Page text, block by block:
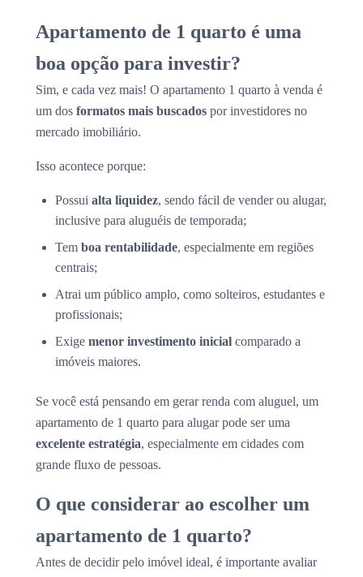
Apartamento de 1 quarto é uma
boa opção para investir?
Sim, e cada vez mais! O apartamento 1 quarto à venda é
um dos formatos mais buscados por investidores no
mercado imobiliário.
Isso acontece porque:
Possui alta liquidez, sendo fácil de vender ou alugar,
inclusive para aluguéis de temporada;
Tem boa rentabilidade, especialmente em regiões
centrais;
Atrai um público amplo, como solteiros, estudantes e
profissionais;
Exige menor investimento inicial comparado a
imóveis maiores.
Se você está pensando em gerar renda com aluguel, um
apartamento de 1 quarto para alugar pode ser uma
excelente estratégia, especialmente em cidades com
grande fluxo de pessoas.
O que considerar ao escolher um
apartamento de 1 quarto?
Antes de decidir pelo imóvel ideal, é importante avaliar